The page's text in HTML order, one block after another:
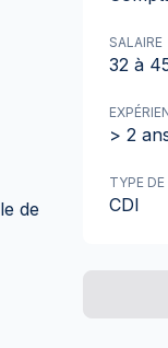
de
SALAIRE
32 à
> 2
TYPE
CDI